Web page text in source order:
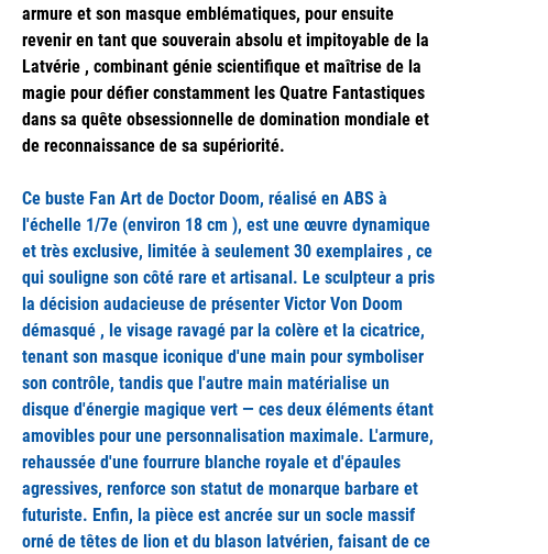
armure et son masque emblématiques, pour ensuite
revenir en tant que souverain absolu et impitoyable de la
Latvérie , combinant génie scientifique et maîtrise de la
magie pour défier constamment les Quatre Fantastiques
dans sa quête obsessionnelle de domination mondiale et
de reconnaissance de sa supériorité.
Ce buste Fan Art de Doctor Doom, réalisé en ABS à
l'échelle 1/7e (environ 18 cm ), est une œuvre dynamique
et très exclusive, limitée à seulement 30 exemplaires , ce
qui souligne son côté rare et artisanal. Le sculpteur a pris
la décision audacieuse de présenter Victor Von Doom
démasqué , le visage ravagé par la colère et la cicatrice,
tenant son masque iconique d'une main pour symboliser
son contrôle, tandis que l'autre main matérialise un
disque d'énergie magique vert — ces deux éléments étant
amovibles pour une personnalisation maximale. L'armure,
rehaussée d'une fourrure blanche royale et d'épaules
agressives, renforce son statut de monarque barbare et
futuriste. Enfin, la pièce est ancrée sur un socle massif
orné de têtes de lion et du blason latvérien, faisant de ce